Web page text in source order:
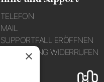
TELEFON
MAIL
SUPPORTFALL ERÖFFNEN
BESTELLUNG WIDERRUFEN
×